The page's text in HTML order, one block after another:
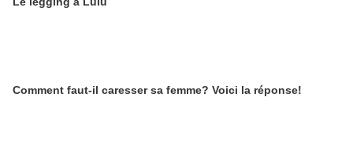
Comment faut-il caresser sa femme? Voici la réponse!